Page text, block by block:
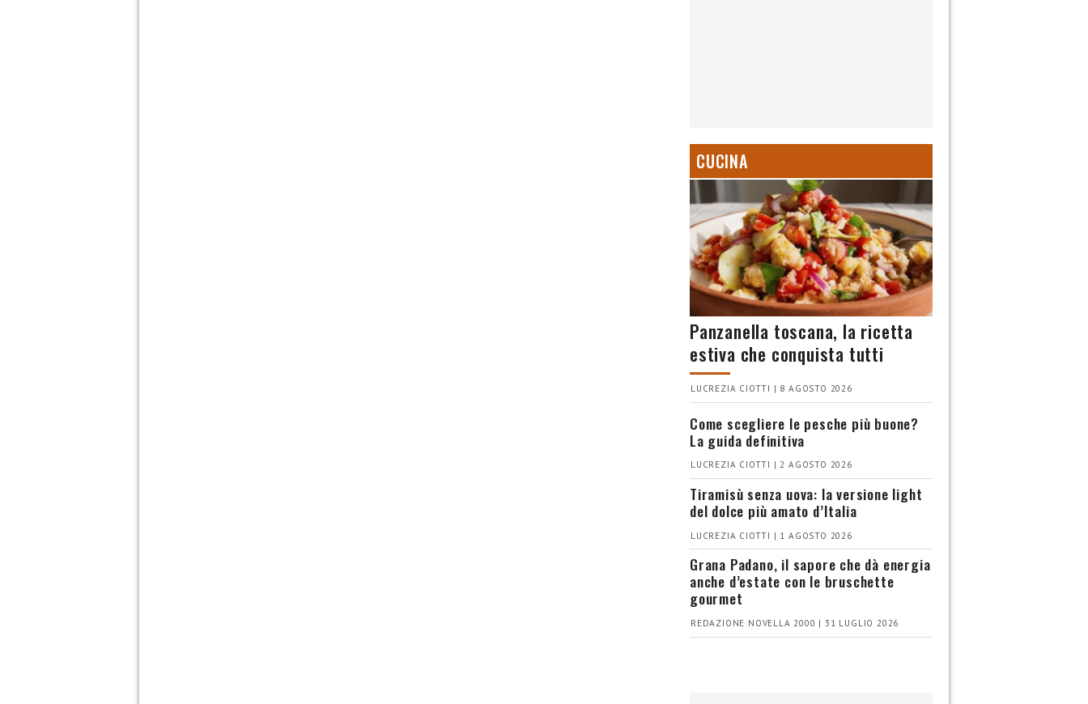
CUCINA
Panzanella toscana, la ricetta
estiva che conquista tutti
LUCREZIA CIOTTI | 8 AGOSTO 2026
Come scegliere le pesche più buone?
La guida definitiva
LUCREZIA CIOTTI | 2 AGOSTO 2026
Tiramisù senza uova: la versione light
del dolce più amato d’Italia
LUCREZIA CIOTTI | 1 AGOSTO 2026
Grana Padano, il sapore che dà energia
anche d’estate con le bruschette
gourmet
REDAZIONE NOVELLA 2000 | 31 LUGLIO 2026